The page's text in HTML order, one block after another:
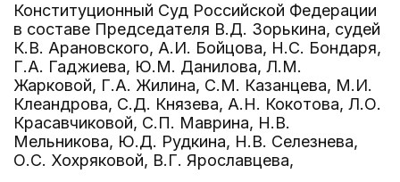
Конституционный Суд Российской Федерации
в составе Председателя В.Д. Зорькина, судей
К.В. Арановского, А.И. Бойцова, Н.С. Бондаря,
Г.А. Гаджиева, Ю.М. Данилова, Л.М.
Жарковой, Г.А. Жилина, С.М. Казанцева, М.И.
Клеандрова, С.Д. Князева, А.Н. Кокотова, Л.О.
Красавчиковой, С.П. Маврина, Н.В.
Мельникова, Ю.Д. Рудкина, Н.В. Селезнева,
О.С. Хохряковой, В.Г. Ярославцева,